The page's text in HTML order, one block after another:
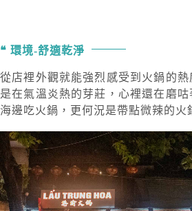
環境-舒適乾淨
從店裡外觀就能強烈感受到火鍋的熱
是在氣溫炎熱的芽莊，心裡還在磨
海邊吃火鍋，更何況是帶點微辣的火